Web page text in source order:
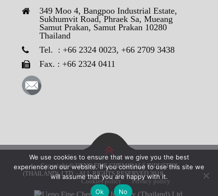
349 Moo 4, Bangpoo Industrial Estate,
Sukhumvit Road, Phraek Sa, Mueang
Samut Prakan, Samut Prakan 10280
Thailand
Tel. : +66 2324 0023, +66 2709 3438
Fax. : +66 2324 0411
Copyright © UENO FINE CHEMICALS INDUSTRY
(THAILAND), LTD. - ALL RIGHTS RESERVED 2018
Cookies policy
Privacy policy
We use cookies to ensure that we give you the best
experience on our website. If you continue to use this site we
will assume that you are happy with it.
Ok
No